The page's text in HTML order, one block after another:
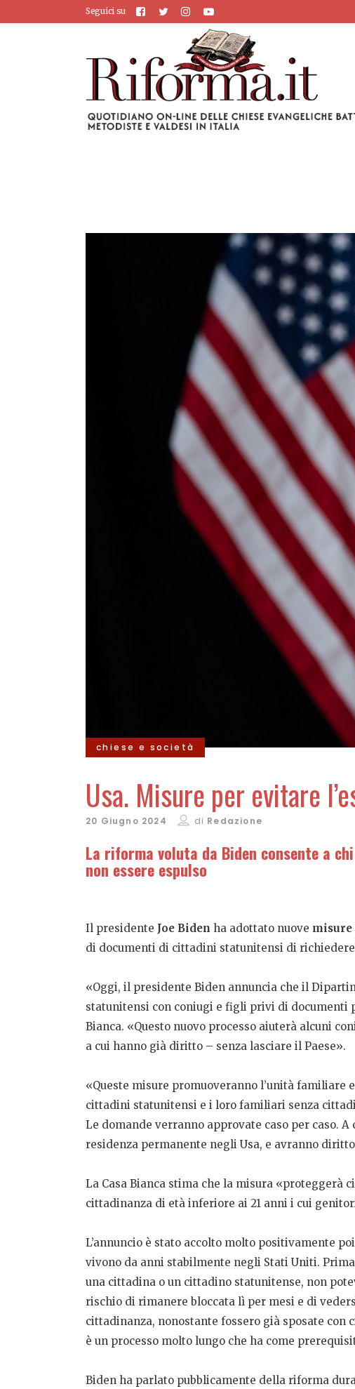
Seguici su
chiese e società
Usa. Misure per evitare
20 Giugno 2024 di Redazione
La riforma voluta da Biden consente a
non essere espulso
Il presidente Joe Biden ha adottato nuove misure
di documenti di cittadini statunitensi di
«Oggi, il presidente Biden annuncia che il
statunitensi con coniugi e figli privi di documenti
Bianca. «Questo nuovo processo aiuterà alcuni
a cui hanno già diritto – senza lasciare il Paese».
«Queste misure promuoveranno l’unità
cittadini statunitensi e i loro familiari senza
Le domande verranno approvate caso per caso.
residenza permanente negli Usa, e avranno
La Casa Bianca stima che la misura «proteggerà
cittadinanza di età inferiore ai 21 anni i cui
L’annuncio è stato accolto molto positivamente
vivono da anni stabilmente negli Stati Uniti.
una cittadina o un cittadino statunitense, non
rischio di rimanere bloccata lì per mesi e di
cittadinanza, nonostante fossero già sposate
è un processo molto lungo che ha come
Biden ha parlato pubblicamente della riforma